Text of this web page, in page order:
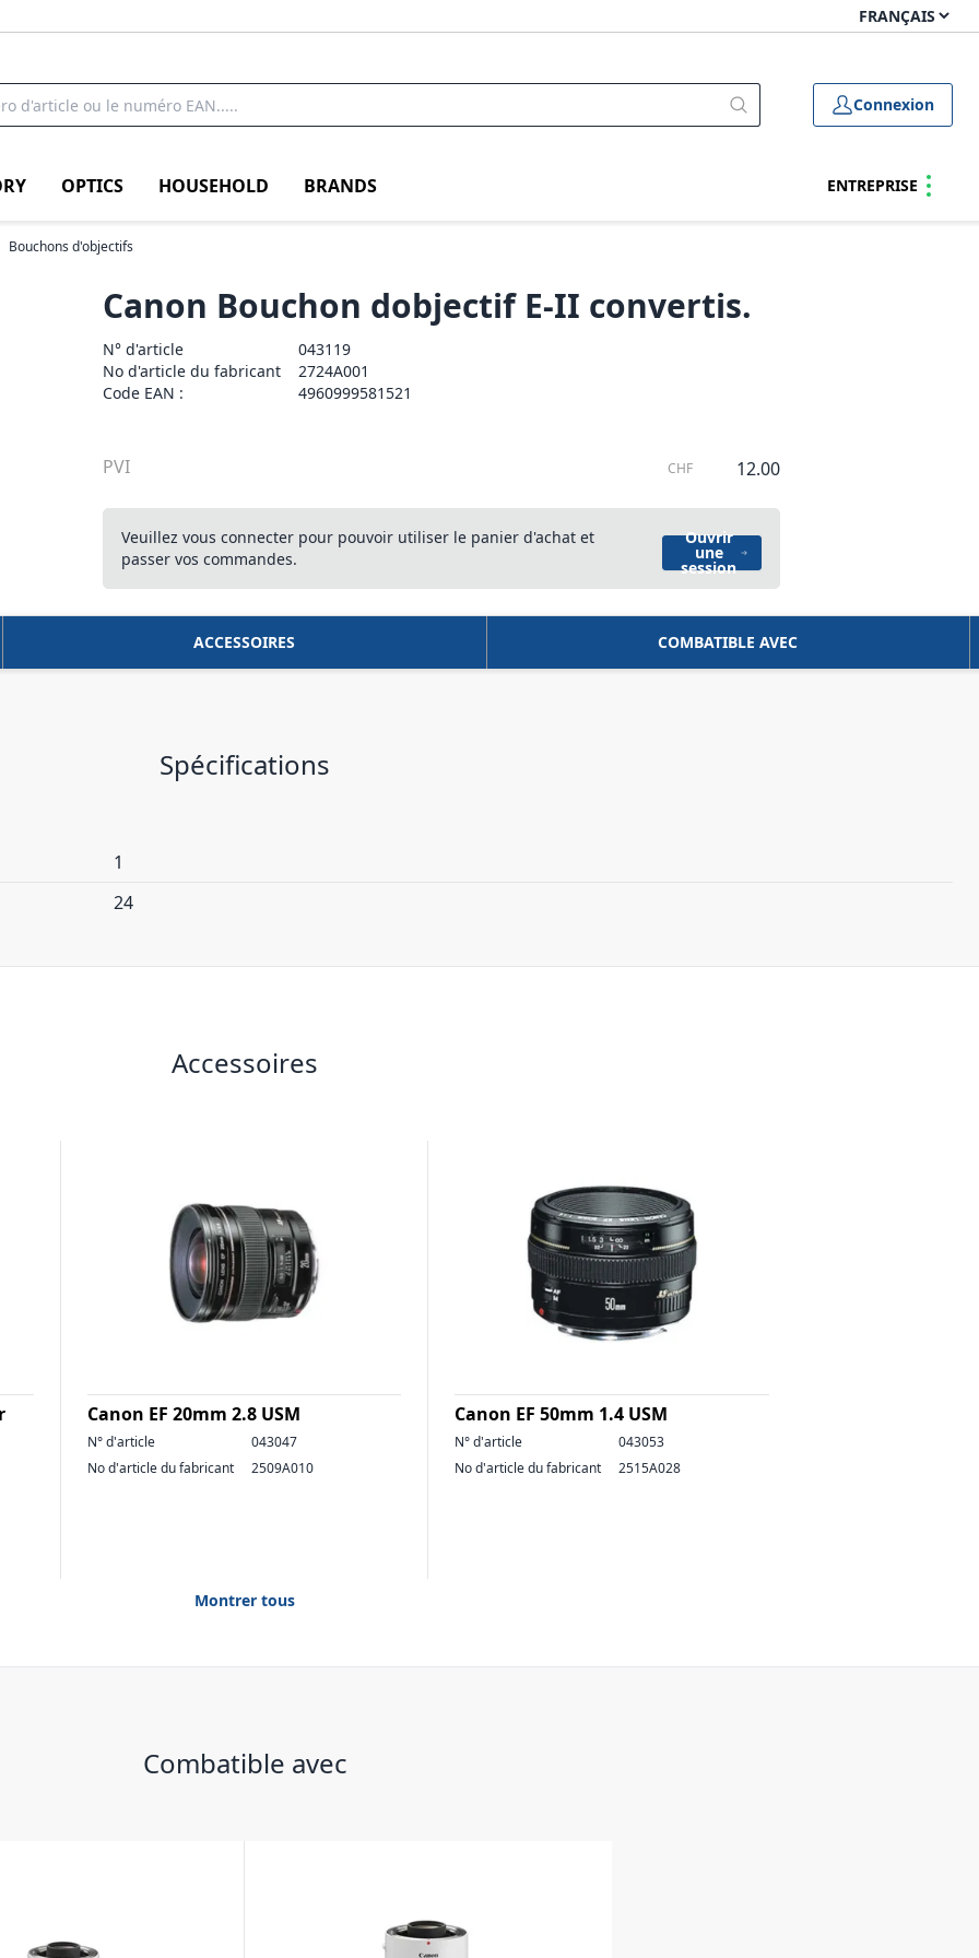
Connexion
OPTICS HOUSEHOLD BRANDS ENTREPRISE
Bouchons d'objectifs
Canon Bouchon dobjectif E-II convertis.
N° d'article
043119
No d'article du fabricant
2724A001
Code EAN :
4960999581521
PVI CHF 12.00
Veuillez vous connecter pour pouvoir utiliser le panier d'achat et
passer vos commandes.
Ouvrir
une
session
ACCESSOIRES COMBATIBLE AVEC
Spécifications
1
24
Accessoires
Canon EF 20mm 2.8 USM
N° d'article
043047
No d'article du fabricant
2509A010
Canon EF 50mm 1.4 USM
N° d'article
043053
No d'article du fabricant
2515A028
Montrer tous
Combatible avec